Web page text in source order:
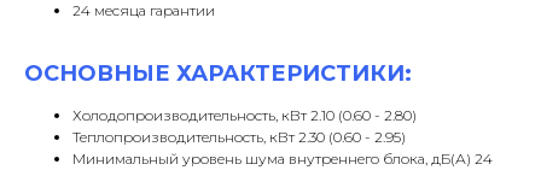
24 месяца гарантии
ОСНОВНЫЕ ХАРАКТЕРИСТИКИ:
Холодопроизводительность, кВт 2.10 (0.60 - 2.80)
Теплопроизводительность, кВт 2.30 (0.60 - 2.95)
Минимальный уровень шума внутреннего блока, дБ(А) 24